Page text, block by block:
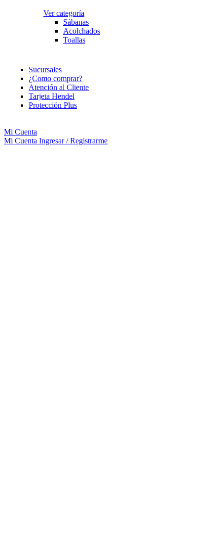
Ver categoría
Sábanas
Acolchados
Toallas
Sucursales
¿Como comprar?
Atención al Cliente
Tarjeta Hendel
Protección Plus
Mi Cuenta
Mi Cuenta Ingresar / Registrarme